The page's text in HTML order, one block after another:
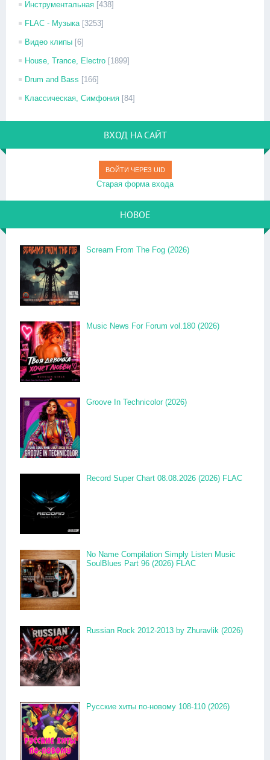
Инструментальная [438]
FLAC - Музыка [3253]
Видео клипы [6]
House, Trance, Electro [1899]
Drum and Bass [166]
Классическая, Симфония [84]
ВХОД НА САЙТ
ВОЙТИ ЧЕРЕЗ UID
Старая форма входа
НОВОЕ
Scream From The Fog (2026)
Music News For Forum vol.180 (2026)
Groove In Technicolor (2026)
Record Super Chart 08.08.2026 (2026) FLAC
No Name Compilation Simply Listen Music
SoulBlues Part 96 (2026) FLAC
Russian Rock 2012-2013 by Zhuravlik (2026)
Русские хиты по-новому 108-110 (2026)